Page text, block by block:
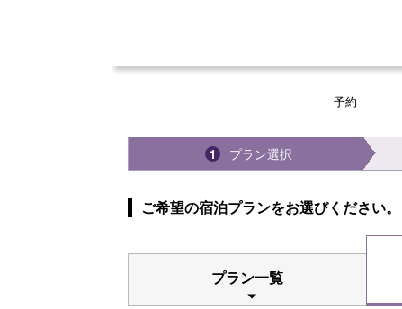
予約
1 プラン選択
ご希望の宿泊プランをお選びください。
プラン一覧